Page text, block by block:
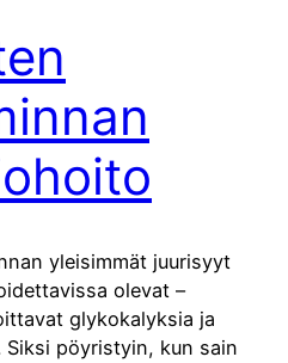
yleisimmät juurisyyt
olevat –
glykokalyksia ja
pöyristyin, kun sain